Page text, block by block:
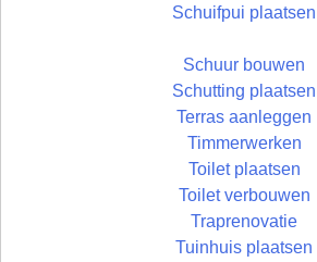
Schuifpui plaatsen
Schuur bouwen
Schutting plaatsen
Terras aanleggen
Timmerwerken
Toilet plaatsen
Toilet verbouwen
Traprenovatie
Tuinhuis plaatsen